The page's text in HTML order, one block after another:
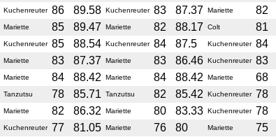
Kuchenreuter 86 89.58 Kuchenreuter 83 87.37 Mariette 82
Mariette 85 89.47 Mariette 82 88.17 Colt 81
Kuchenreuter 85 88.54 Kuchenreuter 84 87.5 Kuchenreuter 84
Mariette 83 87.37 Mariette 83 86.46 Kuchenreuter 83
Mariette 84 88.42 Mariette 84 88.42 Mariette 68
Tanzutsu 78 85.71 Tanzutsu 82 85.42 Kuchenreuter 78
Mariette 82 86.32 Mariette 80 83.33 Kuchenreuter 78
Kuchenreuter 77 81.05 Mariette 76 80 Mariette 75